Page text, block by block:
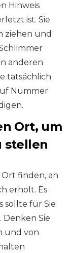
Hinweis
ist. Sie
ziehen und
anderen
tatsächlich
Nummer
Ort, um
stellen
Ort finden, an
erholt. Es
sollte für Sie
Denken Sie
und von